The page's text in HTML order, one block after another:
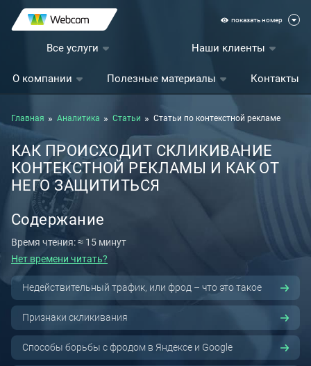
показать номер
Все услуги Наши клиенты
О компании Полезные материалы Контакты
Главная Аналитика Статьи Статьи по контекстной рекламе
КАК ПРОИСХОДИТ СКЛИКИВАНИЕ
КОНТЕКСТНОЙ РЕКЛАМЫ И КАК ОТ
НЕГО ЗАЩИТИТЬСЯ
Содержание
Время чтения: ≈ 15 минут
Нет времени читать?
Недействительный трафик, или фрод – что это такое
Признаки скликивания
Способы борьбы с фродом в Яндексе и Google